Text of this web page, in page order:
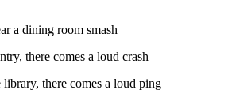
a dining room smash
there comes a loud crash
there comes a loud ping